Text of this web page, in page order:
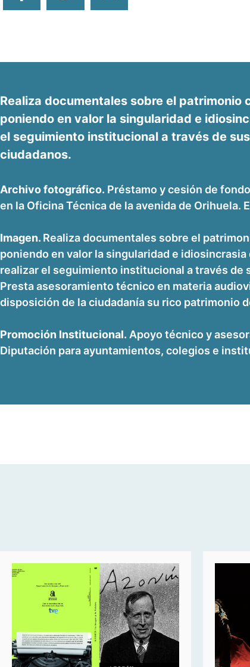
Realiza documentales sobre el
poniendo en valor la singularidad e
el seguimiento institucional a través de
ciudadanos.
Archivo fotográfico. Préstamo y cesión de
en la Oficina Técnica de la avenida de
Imagen. Realiza documentales sobre el
poniendo en valor la singularidad e
realizar el seguimiento institucional a través de
Presta asesoramiento técnico en materia
disposición de la ciudadanía su rico patrimonio
Promoción Institucional. Apoyo técnico y
Diputación para ayuntamientos, colegios e